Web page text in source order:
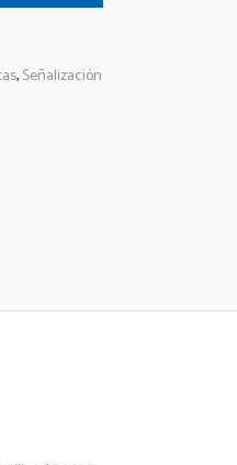
,Señalización